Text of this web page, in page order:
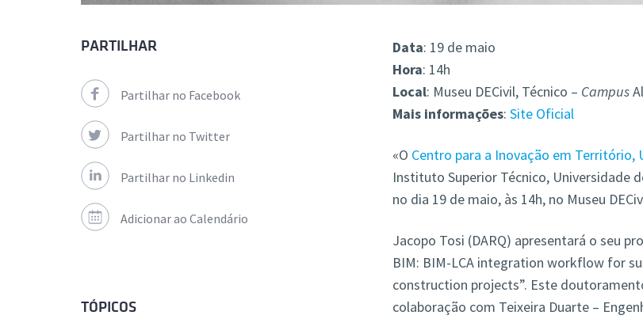
Data: 19 de maio
Hora: 14h
Local: Museu DECivil, Técnico – Campus
Mais informações: Site Oficial
«O Centro para a Inovação em Território,
Instituto Superior Técnico, Universidade
no dia 19 de maio, às 14h, no Museu
Jacopo Tosi (DARQ) apresentará o seu
BIM: BIM-LCA integration workflow for
construction projects”. Este
colaboração com Teixeira Duarte –
PARTILHAR
Partilhar no Facebook
Partilhar no Twitter
Partilhar no Linkedin
Adicionar ao Calendário
TÓPICOS